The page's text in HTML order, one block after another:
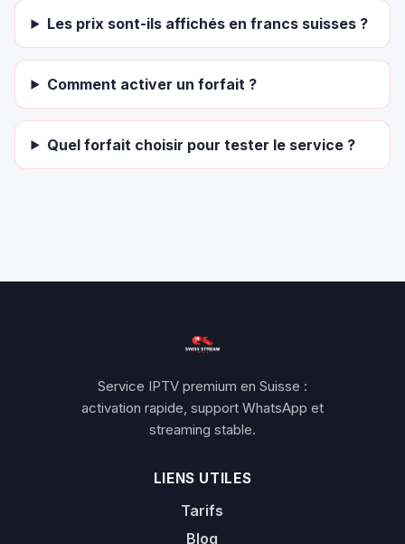
Les prix sont-ils affichés en francs suisses ?
Comment activer un forfait ?
Quel forfait choisir pour tester le service ?
Service IPTV premium en Suisse :
activation rapide, support WhatsApp et
streaming stable.
LIENS UTILES
Tarifs
Blog